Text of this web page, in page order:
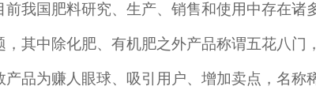
前我国肥料研究、生产、销售和使用中存在诸
，其中除化肥、有机肥之外产品称谓五花八门
产品为赚人眼球、吸引用户、增加卖点，名称